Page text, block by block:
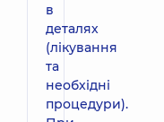
в
деталях
(лікування
та
необхідні
процедури).